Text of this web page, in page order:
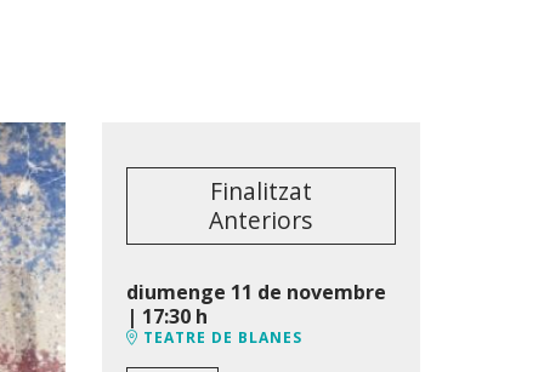
Finalitzat
Anteriors
diumenge 11 de novembre
| 17:30 h
TEATRE DE BLANES